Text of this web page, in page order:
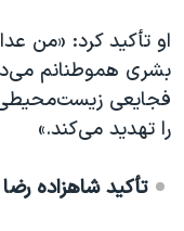
او تأکید کرد: «من
بشری هموطنانم
فجایعی زیست‌محیطی
را تهدید می‌کند.»
تأکید شاهزاده